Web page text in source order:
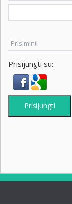
Prisiminti
Prisijungti su:
Prisijungti